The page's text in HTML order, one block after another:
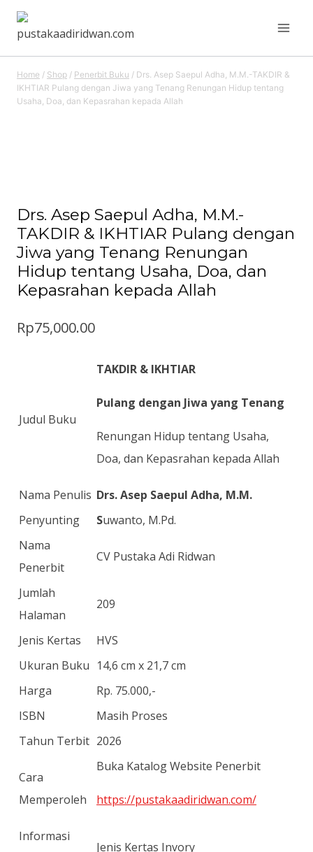
Skip
content
Home / Shop / Penerbit Buku / Drs. Asep Saepul Adha, M.M.-TAKDIR &
IKHTIAR Pulang dengan Jiwa yang Tenang Renungan Hidup tentang
Usaha, Doa, dan Kepasrahan kepada Allah
Drs. Asep Saepul Adha, M.M.-
TAKDIR & IKHTIAR Pulang dengan
Jiwa yang Tenang Renungan
Hidup tentang Usaha, Doa, dan
Kepasrahan kepada Allah
Rp75,000.00
Judul Buku
TAKDIR & IKHTIAR
Pulang dengan Jiwa yang Tenang
Renungan Hidup tentang Usaha,
Doa, dan Kepasrahan kepada Allah
Nama Penulis Drs. Asep Saepul Adha, M.M.
Penyunting
Suwanto, M.Pd.
Nama
Penerbit
CV Pustaka Adi Ridwan
Jumlah
Halaman
209
Jenis Kertas
HVS
Ukuran Buku 14,6 cm x 21,7 cm
Harga
Rp. 75.000,-
ISBN
Masih Proses
Tahun Terbit 2026
Cara
Memperoleh
Buka Katalog Website Penerbit
https://pustakaadiridwan.com/
Informasi
Jenis Kertas Invory